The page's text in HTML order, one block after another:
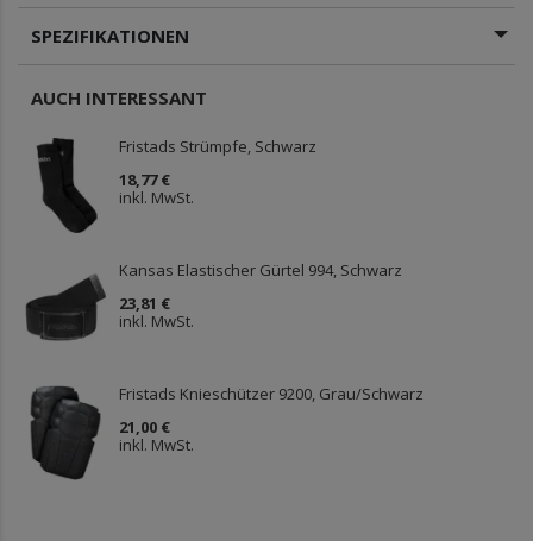
SPEZIFIKATIONEN
AUCH INTERESSANT
Fristads Strümpfe, Schwarz
18,77 €
inkl. MwSt.
Kansas Elastischer Gürtel 994, Schwarz
23,81 €
inkl. MwSt.
Fristads Knieschützer 9200, Grau/Schwarz
21,00 €
inkl. MwSt.